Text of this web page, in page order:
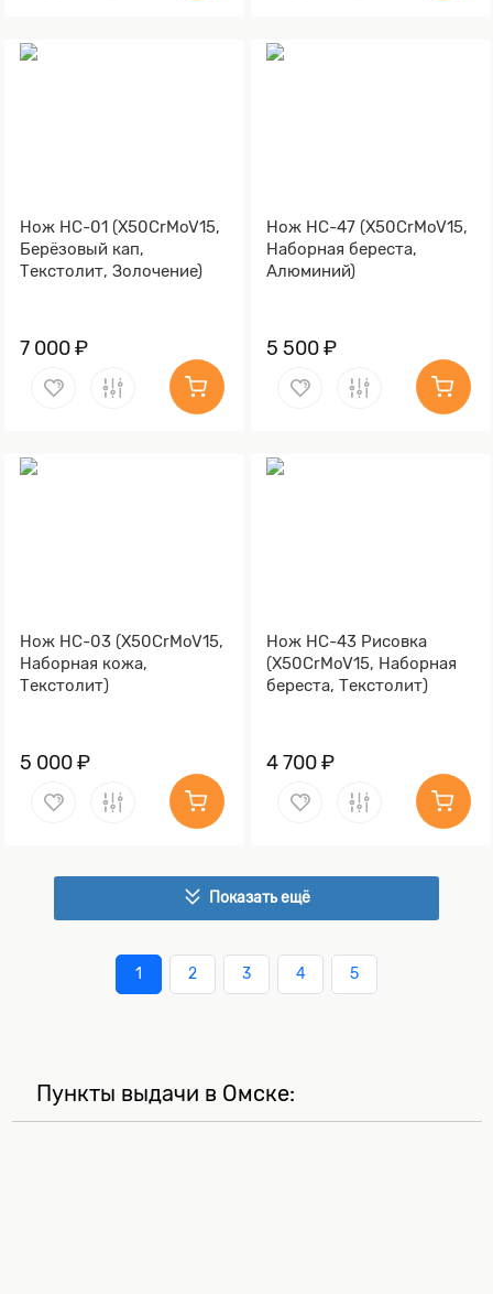
Нож НС-01 (X50CrMoV15,
Берёзовый кап,
Текстолит, Золочение)
7 000 ₽
Нож НС-47 (X50CrMoV15,
Наборная береста,
Алюминий)
5 500 ₽
Нож НС-03 (X50CrMoV15,
Наборная кожа,
Текстолит)
5 000 ₽
Нож НС-43 Рисовка
(X50CrMoV15, Наборная
береста, Текстолит)
4 700 ₽
Показать ещё
1 2 3 4 5
Пункты выдачи в Омске: